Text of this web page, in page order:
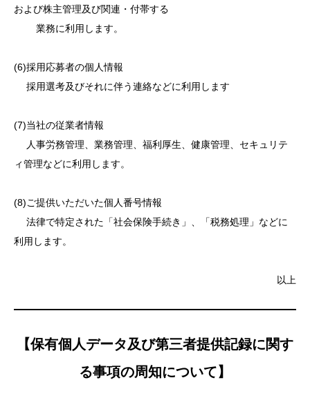
および株主管理及び関連・付帯する
業務に利用します。
(6)採用応募者の個人情報
採用選考及びそれに伴う連絡などに利用します
(7)当社の従業者情報
人事労務管理、業務管理、福利厚生、健康管理、セキュリテ
ィ管理などに利用します。
(8)ご提供いただいた個人番号情報
法律で特定された「社会保険手続き」、「税務処理」などに
利用します。
以上
【保有個人データ及び第三者提供記録に関す
る事項の周知について】